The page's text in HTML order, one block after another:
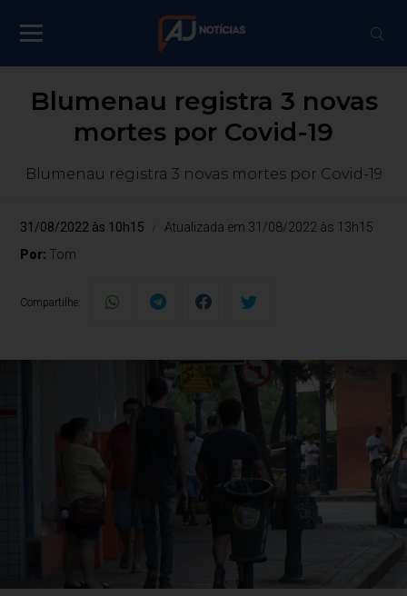
Blumenau registra 3 novas
mortes por Covid-19
Blumenau registra 3 novas mortes por Covid-19
31/08/2022 às 10h15
Atualizada em 31/08/2022 às 13h15
Por: Tom
Compartilhe: